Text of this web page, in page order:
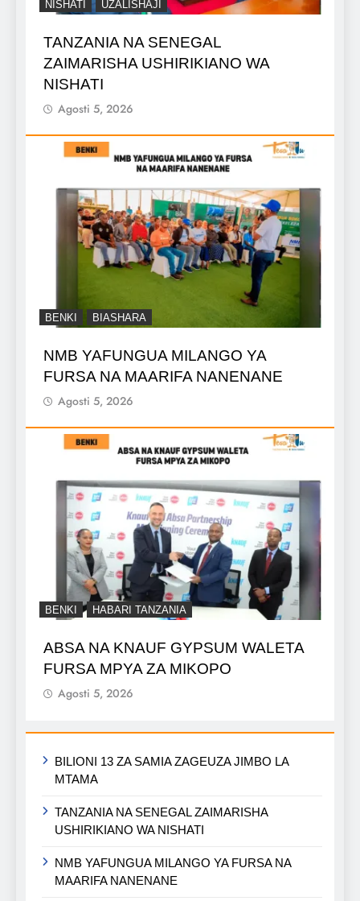
NISHATI UZALISHAJI
TANZANIA NA SENEGAL
ZAIMARISHA USHIRIKIANO WA
NISHATI
Agosti 5, 2026
BENKI BIASHARA
NMB YAFUNGUA MILANGO YA
FURSA NA MAARIFA NANENANE
Agosti 5, 2026
BENKI HABARI TANZANIA
ABSA NA KNAUF GYPSUM WALETA
FURSA MPYA ZA MIKOPO
Agosti 5, 2026
BILIONI 13 ZA SAMIA ZAGEUZA JIMBO LA
MTAMA
TANZANIA NA SENEGAL ZAIMARISHA
USHIRIKIANO WA NISHATI
NMB YAFUNGUA MILANGO YA FURSA NA
MAARIFA NANENANE